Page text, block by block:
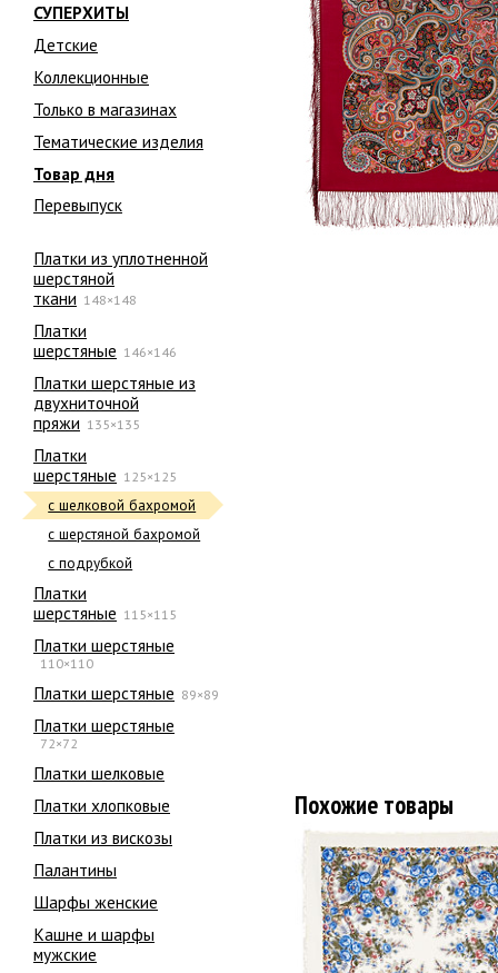
СУПЕРХИТЫ
Детские
Коллекционные
Только в магазинах
Тематические изделия
Товар дня
Перевыпуск
Платки из уплотненной
шерстяной
ткани 148×148
Платки
шерстяные 146×146
Платки шерстяные из
двухниточной
пряжи 135×135
Платки
шерстяные 125×125
с шелковой бахромой
с шерстяной бахромой
с подрубкой
Платки
шерстяные 115×115
Платки шерстяные
110×110
Платки шерстяные 89×89
Платки шерстяные
72×72
Платки шелковые
Платки хлопковые
Платки из вискозы
Палантины
Шарфы женские
Кашне и шарфы
мужские
Похожие товары